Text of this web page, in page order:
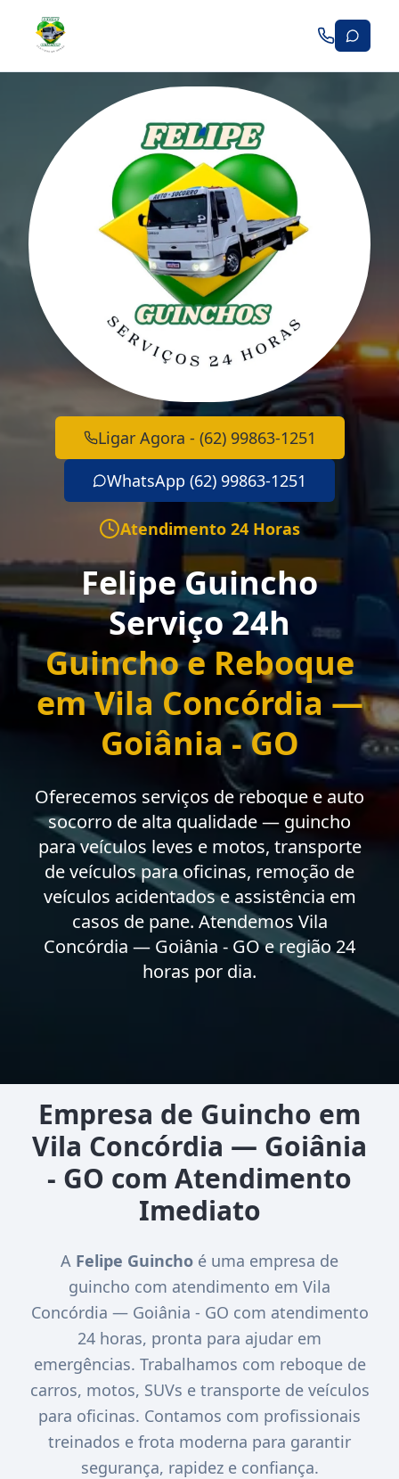
Ligar Agora - (62) 99863-1251
WhatsApp (62) 99863-1251
Atendimento 24 Horas
Felipe Guincho
Serviço 24h
Guincho e Reboque
em Vila Concórdia —
Goiânia - GO
Oferecemos serviços de reboque e auto
socorro de alta qualidade — guincho
para veículos leves e motos, transporte
de veículos para oficinas, remoção de
veículos acidentados e assistência em
casos de pane. Atendemos Vila
Concórdia — Goiânia - GO e região 24
horas por dia.
Empresa de Guincho em
Vila Concórdia — Goiânia
- GO com Atendimento
Imediato
A Felipe Guincho é uma empresa de
guincho com atendimento em Vila
Concórdia — Goiânia - GO com atendimento
24 horas, pronta para ajudar em
emergências. Trabalhamos com reboque de
carros, motos, SUVs e transporte de veículos
para oficinas. Contamos com profissionais
treinados e frota moderna para garantir
segurança, rapidez e confiança.